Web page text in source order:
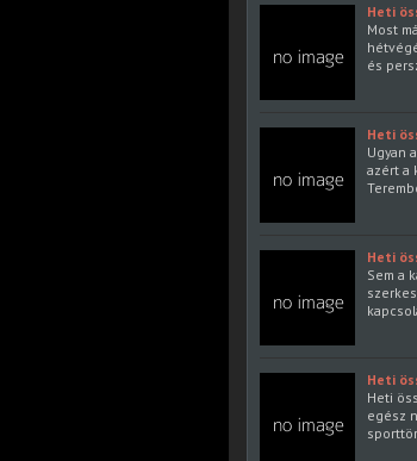
Heti
Most
és
Heti
Ugyan
azért a
Heti
Sem a
Heti
Heti
egész